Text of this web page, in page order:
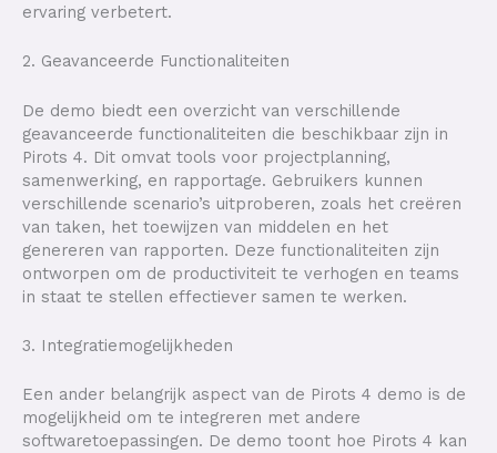
ervaring verbetert.
2. Geavanceerde Functionaliteiten
De demo biedt een overzicht van verschillende
geavanceerde functionaliteiten die beschikbaar zijn in
Pirots 4. Dit omvat tools voor projectplanning,
samenwerking, en rapportage. Gebruikers kunnen
verschillende scenario’s uitproberen, zoals het creëren
van taken, het toewijzen van middelen en het
genereren van rapporten. Deze functionaliteiten zijn
ontworpen om de productiviteit te verhogen en teams
in staat te stellen effectiever samen te werken.
3. Integratiemogelijkheden
Een ander belangrijk aspect van de Pirots 4 demo is de
mogelijkheid om te integreren met andere
softwaretoepassingen. De demo toont hoe Pirots 4 kan